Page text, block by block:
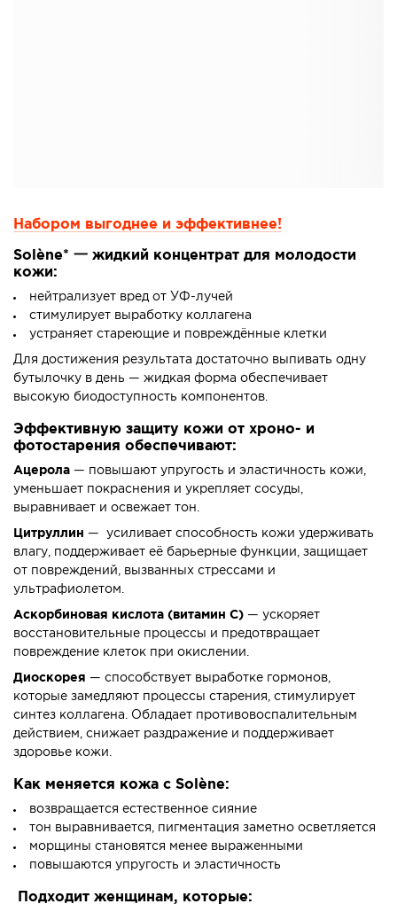
Набором выгоднее и эффективнее!
Solène* 一 жидкий концентрат для молодости
кожи:
нейтрализует вред от УФ-лучей
стимулирует выработку коллагена
устраняет стареющие и повреждённые клетки
Для достижения результата достаточно выпивать одну
бутылочку в день — жидкая форма обеспечивает
высокую биодоступность компонентов.
Эффективную защиту кожи от хроно- и
фотостарения обеспечивают:
Ацерола — повышают упругость и эластичность кожи,
уменьшает покраснения и укрепляет сосуды,
выравнивает и освежает тон.
Цитруллин — усиливает способность кожи удерживать
влагу, поддерживает её барьерные функции, защищает
от повреждений, вызванных стрессами и
ультрафиолетом.
Аскорбиновая кислота (витамин C) — ускоряет
восстановительные процессы и предотвращает
повреждение клеток при окислении.
Диоскорея — способствует выработке гормонов,
которые замедляют процессы старения, стимулирует
синтез коллагена. Обладает противовоспалительным
действием, снижает раздражение и поддерживает
здоровье кожи.
Как меняется кожа с Solène:
возвращается естественное сияние
тон выравнивается, пигментация заметно осветляется
морщины становятся менее выраженными
повышаются упругость и эластичность
Подходит женщинам, которые: